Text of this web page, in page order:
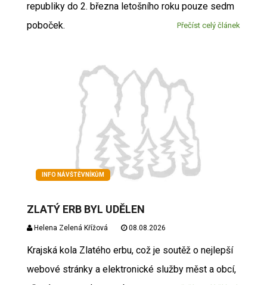
republiky do 2. března letošního roku pouze sedm
poboček.
Přečíst celý článek
INFO NÁVŠTĚVNÍKŮM
ZLATÝ ERB BYL UDĚLEN
Helena Zelená Křížová 08.08.2026
Krajská kola Zlatého erbu, což je soutěž o nejlepší
webové stránky a elektronické služby měst a obcí,